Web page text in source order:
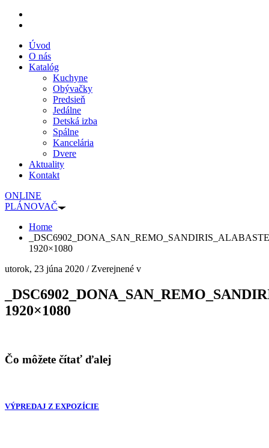
Úvod
O nás
Katalóg
Kuchyne
Obývačky
Predsieň
Jedálne
Detská izba
Spálne
Kancelária
Dvere
Aktuality
Kontakt
ONLINE
PLÁNOVAČ
Home
1920×1080
utorok, 23 júna 2020 /Zverejnené v
1920×1080
Čo môžete čítať ďalej
VÝPREDAJ Z EXPOZÍCIE